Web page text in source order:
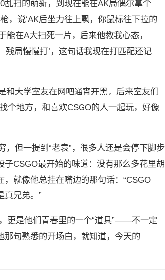
乱扫的萌新，到现在能在AK局偶尔拿个
，说‘AK后坐力往上飘，你鼠标往下拉的
能在A大扫死一片，后来他教我心态，
残局慢慢打’，这句话我现在打匹配还记
大学室友在网吧通宵开黑，后来室友们
个地方，和喜欢CSGO的人一起玩，好像
但一提到“老袁”，很多人还是会停下脚步
CSGO最开始的味道：没有那么多花里胡
就像他总挂在嘴边的那句话：“CSGO
真兄弟。”
更是他们青春里的一个“道具”——不一定
那句熟悉的开场白，就知道，今天的